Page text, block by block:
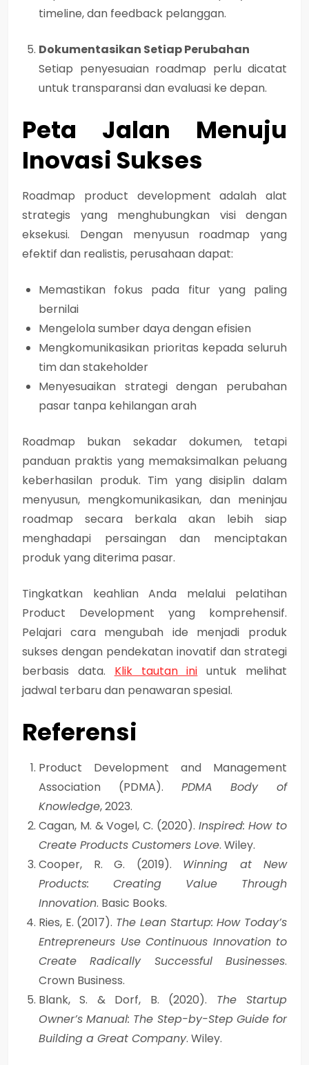
timeline, dan feedback pelanggan.
Dokumentasikan Setiap Perubahan
Setiap penyesuaian roadmap perlu dicatat
untuk transparansi dan evaluasi ke depan.
Peta Jalan Menuju
Inovasi Sukses
Roadmap product development adalah alat
strategis yang menghubungkan visi dengan
eksekusi. Dengan menyusun roadmap yang
efektif dan realistis, perusahaan dapat:
Memastikan fokus pada fitur yang paling
bernilai
Mengelola sumber daya dengan efisien
Mengkomunikasikan prioritas kepada seluruh
tim dan stakeholder
Menyesuaikan strategi dengan perubahan
pasar tanpa kehilangan arah
Roadmap bukan sekadar dokumen, tetapi
panduan praktis yang memaksimalkan peluang
keberhasilan produk. Tim yang disiplin dalam
menyusun, mengkomunikasikan, dan meninjau
roadmap secara berkala akan lebih siap
menghadapi persaingan dan menciptakan
produk yang diterima pasar.
Tingkatkan keahlian Anda melalui pelatihan
Product Development yang komprehensif.
Pelajari cara mengubah ide menjadi produk
sukses dengan pendekatan inovatif dan strategi
berbasis data. Klik tautan ini untuk melihat
jadwal terbaru dan penawaran spesial.
Referensi
Product Development and Management
Association (PDMA). PDMA Body of
Knowledge, 2023.
Cagan, M. & Vogel, C. (2020). Inspired: How to
Create Products Customers Love. Wiley.
Cooper, R. G. (2019). Winning at New
Products: Creating Value Through
Innovation. Basic Books.
Ries, E. (2017). The Lean Startup: How Today’s
Entrepreneurs Use Continuous Innovation to
Create Radically Successful Businesses.
Crown Business.
Blank, S. & Dorf, B. (2020). The Startup
Owner’s Manual: The Step-by-Step Guide for
Building a Great Company. Wiley.